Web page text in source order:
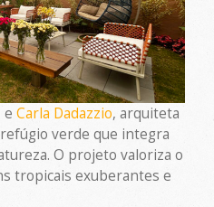
eCarla Dadazzio, arquiteta
verde que integra
O projeto valoriza o
tropicais exuberantes e